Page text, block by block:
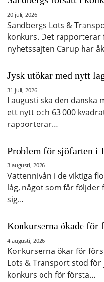
20 juli, 2026
Sandbergs Lots &
konkurs. Det rapporterar
nyhetssajten Carup har
Jysk utökar med nytt
31 juli, 2026
I augusti ska den danska
ett nytt och 63 000
rapporterar…
Problem för sjöfarten i
3 augusti, 2026
Vattennivån i de viktiga
låg, något som får följder
sig…
Konkurserna ökade för
4 augusti, 2026
Konkurserna ökar för
Lots & Transport stod
konkurs och för första…